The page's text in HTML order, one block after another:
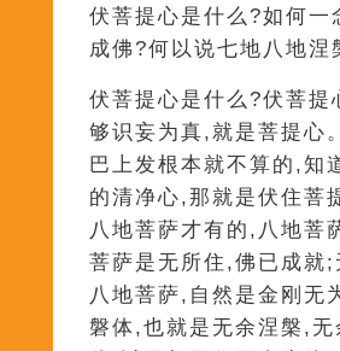
伏菩提心是什么?如何一
成佛?何以说七地八地
伏菩提心是什么?伏菩
够识妄为真,就是菩提心
巴上发根本就不算的,知
的清净心,那就是伏住菩
八地菩萨才有的,八地菩
菩萨是无所住,佛已成就
八地菩萨,自然是金刚无
磐体,也就是无余涅槃,